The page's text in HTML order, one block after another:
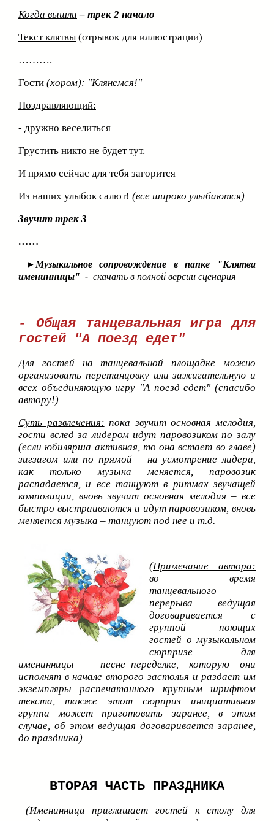
Когда вышли – трек 2 начало
Текст клятвы (отрывок для иллюстрации)
……….
Гости (хором): "Клянемся!"
Поздравляющий:
- дружно веселиться
Грустить никто не будет тут.
И прямо сейчас для тебя загорится
Из наших улыбок салют! (все широко улыбаются)
Звучит трек 3
……
► Музыкальное сопровождение в папке "Клятва
именинницы" - скачать в полной версии сценария
- Общая танцевальная игра для
гостей "А поезд едет"
Для гостей на танцевальной площадке можно
организовать перетанцовку или зажигательную и
всех объединяющую игру "А поезд едет"(спасибо
автору!)
Суть развлечения: пока звучит основная мелодия,
гости вслед за лидером идут паровозиком по залу
(если юбилярша активная, то она встает во главе)
зигзагом или по прямой – на усмотрение лидера,
как только музыка меняется, паровозик
распадается, и все танцуют в ритмах звучащей
композиции, вновь звучит основная мелодия – все
быстро выстраиваются и идут паровозиком, вновь
меняется музыка – танцуют под нее и т.д.
(Примечание автора:
во время
танцевального
перерыва ведущая
договаривается с
группой поющих
гостей о музыкальном
сюрпризе для
именинницы – песне–переделке, которую они
исполнят в начале второго застолья и раздает им
экземпляры распечатанного крупным шрифтом
текста, также этот сюрприз инициативная
группа может приготовить заранее, в этом
случае, об этом ведущая договаривается заранее,
до праздника)
ВТОРАЯ ЧАСТЬ ПРАЗДНИКА
(Именинница приглашает гостей к столу для